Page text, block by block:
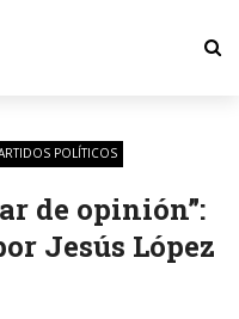
POLÍTICOS
de opinión”:
Jesús López